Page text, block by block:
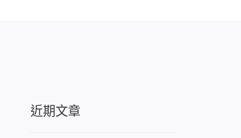
近期文章